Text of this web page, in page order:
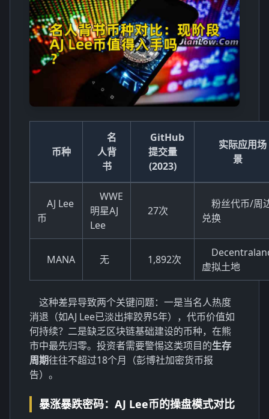
币种
名
人背
书
GitHub
提交量
(2023)
实际应用场
景
AJ Lee
币
WWE
明星AJ
Lee
27次
粉丝代币/周
兑换
MANA 无 1,892次
虚拟土地
这种差异导致两个关键问题：一是当名人热度
消退（如AJ Lee已淡出摔跤界5年），代币价值如
何持续？二是缺乏区块链基础建设的币种，在熊
市中最先归零。投资者需要警惕这类项目的生存
周期往往不超过18个月（彭博社加密货币报
告）。
暴涨暴跌密码：AJ Lee币的操盘模式对比